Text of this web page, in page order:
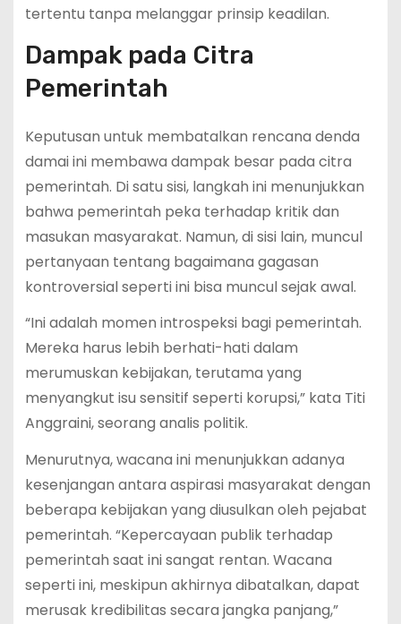
tertentu tanpa melanggar prinsip keadilan.
Dampak pada Citra
Pemerintah
Keputusan untuk membatalkan rencana denda
damai ini membawa dampak besar pada citra
pemerintah. Di satu sisi, langkah ini menunjukkan
bahwa pemerintah peka terhadap kritik dan
masukan masyarakat. Namun, di sisi lain, muncul
pertanyaan tentang bagaimana gagasan
kontroversial seperti ini bisa muncul sejak awal.
“Ini adalah momen introspeksi bagi pemerintah.
Mereka harus lebih berhati-hati dalam
merumuskan kebijakan, terutama yang
menyangkut isu sensitif seperti korupsi,” kata Titi
Anggraini, seorang analis politik.
Menurutnya, wacana ini menunjukkan adanya
kesenjangan antara aspirasi masyarakat dengan
beberapa kebijakan yang diusulkan oleh pejabat
pemerintah. “Kepercayaan publik terhadap
pemerintah saat ini sangat rentan. Wacana
seperti ini, meskipun akhirnya dibatalkan, dapat
merusak kredibilitas secara jangka panjang,”